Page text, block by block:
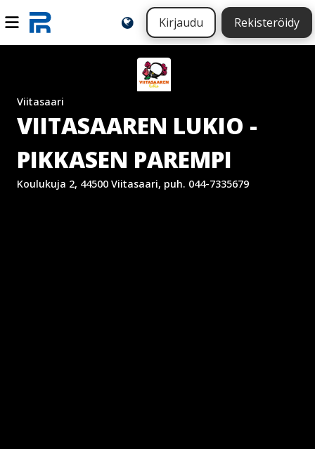
Kirjaudu Rekisteröidy
Viitasaari
VIITASAAREN LUKIO -
PIKKASEN PAREMPI
Koulukuja 2, 44500 Viitasaari, puh. 044-7335679